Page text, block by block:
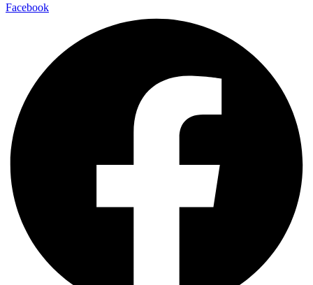
Facebook